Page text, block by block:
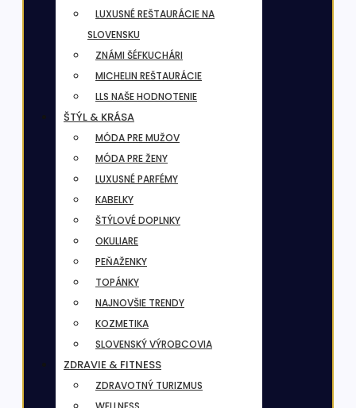
LUXUSNÉ REŠTAURÁCIE NA
SLOVENSKU
ZNÁMI ŠÉFKUCHÁRI
MICHELIN REŠTAURÁCIE
LLS NAŠE HODNOTENIE
ŠTÝL & KRÁSA
MÓDA PRE MUŽOV
MÓDA PRE ŽENY
LUXUSNÉ PARFÉMY
KABELKY
ŠTÝLOVÉ DOPLNKY
OKULIARE
PEŇAŽENKY
TOPÁNKY
NAJNOVŠIE TRENDY
KOZMETIKA
SLOVENSKÝ VÝROBCOVIA
ZDRAVIE & FITNESS
ZDRAVOTNÝ TURIZMUS